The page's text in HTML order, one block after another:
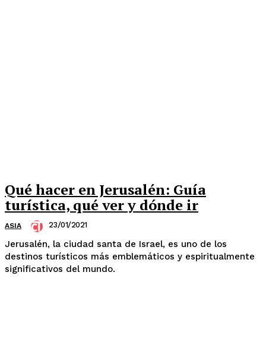
Qué hacer en Jerusalén: Guía
turística, qué ver y dónde ir
ASIA 23/01/2021
Jerusalén, la ciudad santa de Israel, es uno de los
destinos turísticos más emblemáticos y espiritualmente
significativos del mundo.